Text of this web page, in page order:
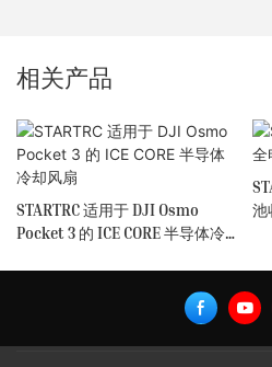
相关产品
STARTRC 适用于 DJI Osmo
Pocket 3 的 ICE CORE 半导体冷
池